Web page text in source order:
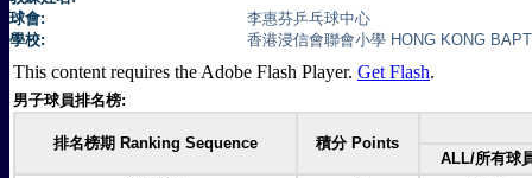
球會:
李惠芬乒乓球中心
學校:
香港浸信會聯會小學 HONG KONG
This content requires the Adobe Flash Player. Get Flash.
男子球員排名榜:
排名榜期 Ranking Sequence
積分 Points
ALL/所有球